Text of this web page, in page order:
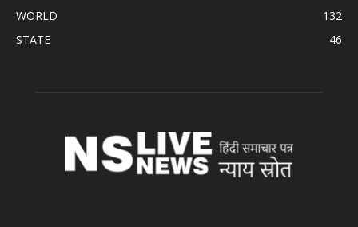
WORLD
132
STATE
46